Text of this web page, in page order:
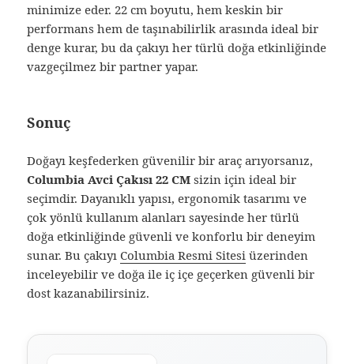
minimize eder. 22 cm boyutu, hem keskin bir
performans hem de taşınabilirlik arasında ideal bir
denge kurar, bu da çakıyı her türlü doğa etkinliğinde
vazgeçilmez bir partner yapar.
Sonuç
Doğayı keşfederken güvenilir bir araç arıyorsanız,
Columbia Avci Çakısı 22 CM sizin için ideal bir
seçimdir. Dayanıklı yapısı, ergonomik tasarımı ve
çok yönlü kullanım alanları sayesinde her türlü
doğa etkinliğinde güvenli ve konforlu bir deneyim
sunar. Bu çakıyı Columbia Resmi Sitesi üzerinden
inceleyebilir ve doğa ile iç içe geçerken güvenli bir
dost kazanabilirsiniz.